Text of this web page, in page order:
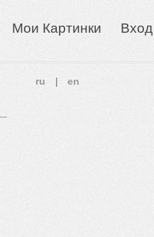
Мои Картинки Вход
ru en